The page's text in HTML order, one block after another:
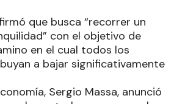
que busca “recorrer un
con el objetivo de
en el cual todos los
a bajar significativamente
Sergio Massa, anunció